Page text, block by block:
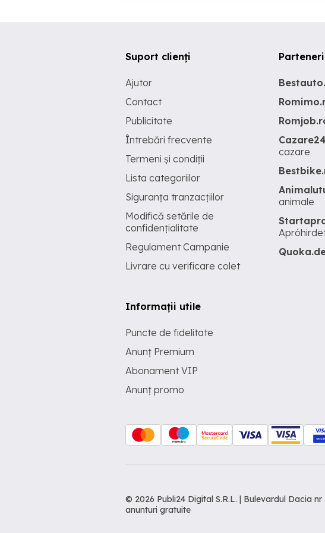
Suport clienți
Ajutor
Contact
Publicitate
Întrebări frecvente
Termeni și condiții
Lista categoriilor
Siguranța tranzacțiilor
Modifică setările de
confidențialitate
Regulament Campanie
Livrare cu verificare colet
Informații utile
Puncte de fidelitate
Anunț Premium
Abonament VIP
Anunț promo
Parteneri
cazare
animale
© 2026 Publi24 Digital S.R.L. | Bulevardul Dacia
anunturi gratuite